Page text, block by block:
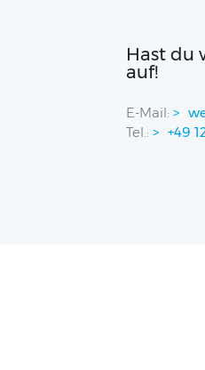
Hast du
auf!
E-Mail:
Tel.:
+49